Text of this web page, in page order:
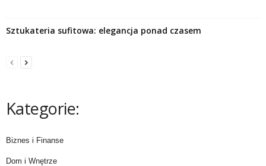
Sztukateria sufitowa: elegancja ponad czasem
Kategorie:
Biznes i Finanse
Dom i Wnętrze